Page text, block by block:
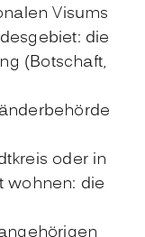
Visums
die
(Botschaft,
oder in
wohnen: die